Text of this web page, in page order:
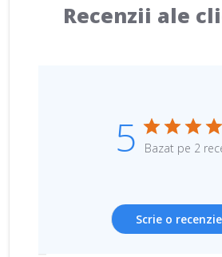
Recenzii ale
5 Bazat pe 2
Scrie o recenzie